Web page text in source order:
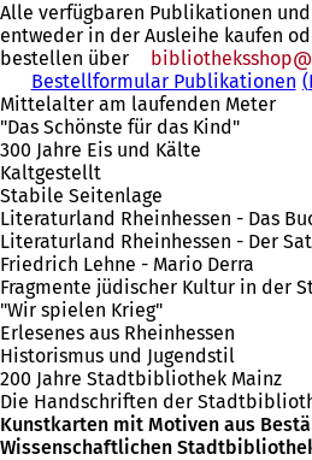
Alle verfügbaren Publikationen
entweder in der Ausleihe kaufen
bestellen über
bibliotheksshop
Bestellformular Publikationen
Mittelalter am laufenden Meter
"Das Schönste für das Kind"
300 Jahre Eis und Kälte
Kaltgestellt
Stabile Seitenlage
Literaturland Rheinhessen - Das
Literaturland Rheinhessen - Der
Friedrich Lehne - Mario Derra
Fragmente jüdischer Kultur in der
"Wir spielen Krieg"
Erlesenes aus Rheinhessen
Historismus und Jugendstil
200 Jahre Stadtbibliothek Mainz
Die Handschriften der
Kunstkarten mit Motiven aus
Wissenschaftlichen